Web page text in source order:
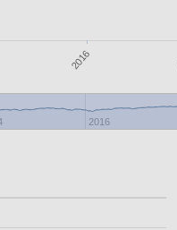
2016
2016